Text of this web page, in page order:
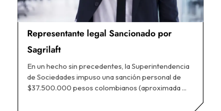
Representante legal Sancionado por
Sagrilaft
En un hecho sin precedentes, la Superintendencia
de Sociedades impuso una sanción personal de
$37.500.000 pesos colombianos (aproximada ...